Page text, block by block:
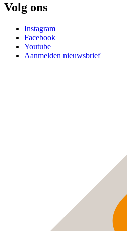
Volg ons
Instagram
Facebook
Youtube
Aanmelden nieuwsbrief